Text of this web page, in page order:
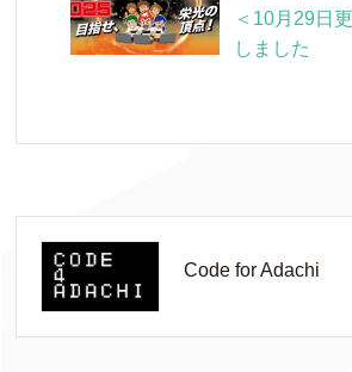
＜10月29日
しました
Code for Adachi